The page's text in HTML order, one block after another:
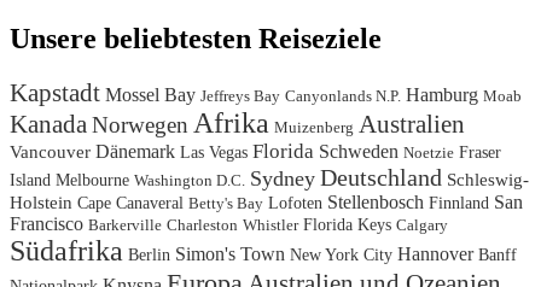
Unsere beliebtesten Reiseziele
Kapstadt Mossel Bay Jeffreys Bay Canyonlands N.P. Hamburg Moab
KanadaNorwegen Afrika Muizenberg Australien
Vancouver Dänemark Las Vegas Florida Schweden Noetzie Fraser
Island Melbourne Washington D.C. Sydney Deutschland Schleswig-
Holstein Cape Canaveral Betty's Bay Lofoten Stellenbosch Finnland San
Francisco Barkerville Charleston Whistler Florida Keys Calgary
Südafrika Berlin Simon's Town New York City Hannover Banff